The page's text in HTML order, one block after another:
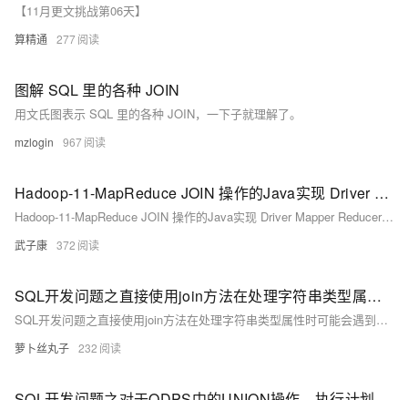
【11月更文挑战第06天】
算精通 277
图解 SQL 里的各种 JOIN
用文氏图表示 SQL 里的各种 JOIN，一下子就理解了。
mzlogin 967
Hadoop-11-MapReduce JOIN 操作的Java实现 Driver Mapper Reducer具体实现逻辑 模拟SQL进行联表操作
Hadoop-11-MapReduce JOIN 操作的Java实现 Driver Mapper Reducer具体实现逻辑 模拟SQL进行联表操作
武子康 372
SQL开发问题之直接使用join方法在处理字符串类型属性时可能会遇到性能问题如何解决
SQL开发问题之直接使用join方法在处理字符串类型属性时可能会遇到性能问题如何解决
萝卜丝丸子 232